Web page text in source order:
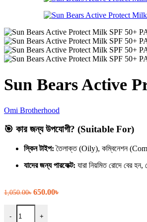
Sun Bears Active
Omi Brotherhood
🎯 কার জন্য উপযোগী? (Suitable For)
স্কিন টাইপ:তৈলাক্ত (Oily), কম্বিনেশন
যাদের জন্য পারফেক্ট: যারা নিয়মিত রোদে বের
1,050.00৳ Original
1,050.00৳.
650.00৳Current
-
Sun Bears Active Protect Milk SPF 50+
+